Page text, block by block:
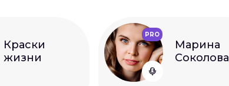
Краски
жизни
PRO
Марина
Соколова